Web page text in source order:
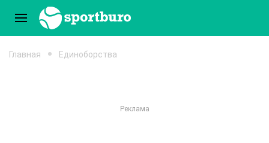
Главная Единоборства